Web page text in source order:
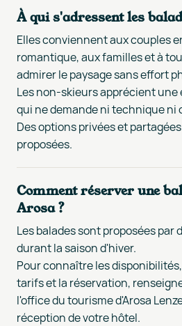
À qui s'adressent les
Elles conviennent aux couples
romantique, aux familles et à
admirer le paysage sans effort
Les non-skieurs apprécient
qui ne demande ni technique ni
Des options privées et
proposées.
Comment réserver une
Arosa ?
Les balades sont proposées par
durant la saison d'hiver.
Pour connaître les
tarifs et la réservation,
l'office du tourisme d'Arosa
réception de votre hôtel.